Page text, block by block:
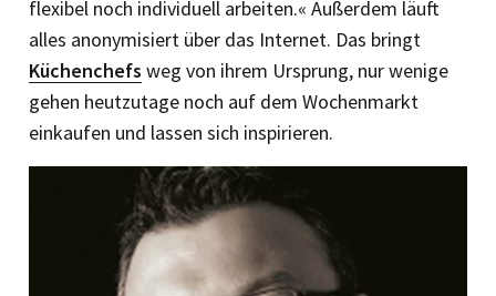
flexibel noch individuell arbeiten.« Außerdem läuft
alles anonymisiert über das Internet. Das bringt
Küchenchefs weg von ihrem Ursprung, nur wenige
gehen heutzutage noch auf dem Wochenmarkt
einkaufen und lassen sich inspirieren.